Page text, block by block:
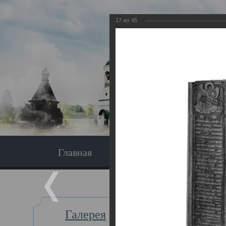
Главная
Галерея
Главная
17 из 45